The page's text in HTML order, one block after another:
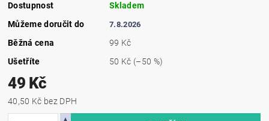
Dostupnost
Skladem
Můžeme doručit do
7.8.2026
Běžná cena
99 Kč
Ušetříte
50 Kč (–50 %)
49 Kč
40,50 Kč bez DPH